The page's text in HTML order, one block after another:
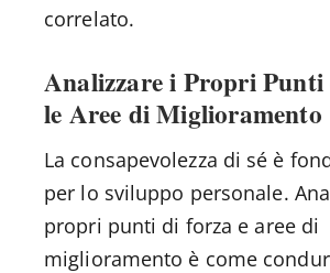
correlato.
Analizzare i Propri Punti
le Aree di Miglioramento
La consapevolezza di sé è
per lo sviluppo personale.
propri punti di forza e aree di
miglioramento è come